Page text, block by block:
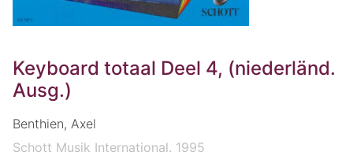
Keyboard totaal Deel 4, (niederländ.
Ausg.)
Benthien, Axel
Schott Musik International. 1995